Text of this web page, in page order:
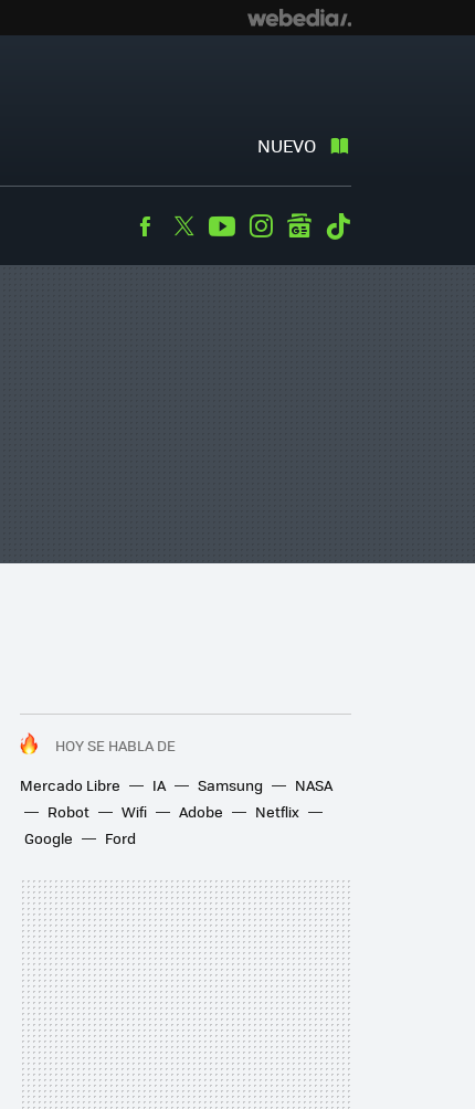
NUEVO
Facebook
TwitterYoutubeInstagramgooglenews
HOY SE HABLA DE
Mercado Libre
IA Samsung
NASA
Robot
Wifi Adobe
Netflix
Google
Ford